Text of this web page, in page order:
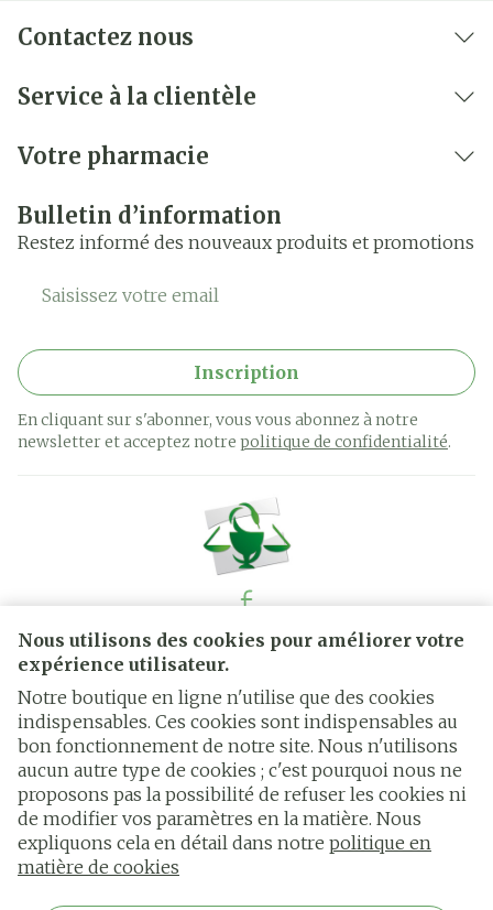
Nous utilisons des cookies pour améliorer votre
expérience utilisateur.
Notre boutique en ligne n'utilise que des cookies
indispensables. Ces cookies sont indispensables au
bon fonctionnement de notre site. Nous n'utilisons
aucun autre type de cookies ; c'est pourquoi nous ne
proposons pas la possibilité de refuser les cookies ni
de modifier vos paramètres en la matière. Nous
expliquons cela en détail dans notre politique en
matière de cookies
Contactez nous
Service à la clientèle
Votre pharmacie
Bulletin d’information
Restez informé des nouveaux produits et promotions
Adresse mail
Inscription
En cliquant sur s'abonner, vous vous abonnez à notre
newsletter et acceptez notre politique de confidentialité.
Liens légaux